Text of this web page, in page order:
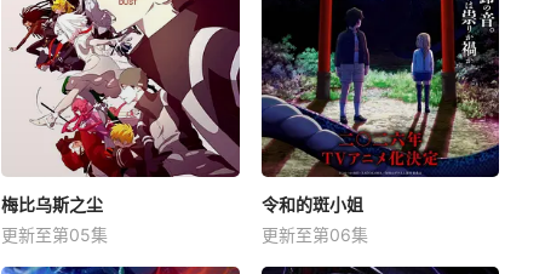
梅比乌斯之尘
更新至第05集
令和的斑小姐
更新至第06集